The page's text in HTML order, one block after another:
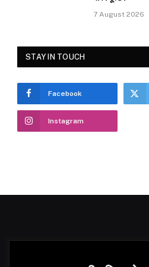
7 August 2026
STAY IN TOUCH
Facebook
Instagram